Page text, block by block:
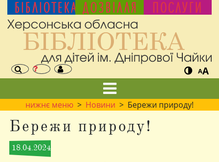
БІБЛІОТЕКА ДОЗВІЛЛЯ ПОСЛУГИ
AA
нижнє меню > Новини > Бережи природу!
Бережи природу!
18.04.2024